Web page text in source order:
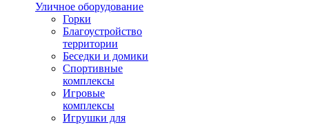
Уличное оборудование
Горки
Благоустройство
территории
Беседки и домики
Спортивные
комплексы
Игровые
комплексы
Игрушки для